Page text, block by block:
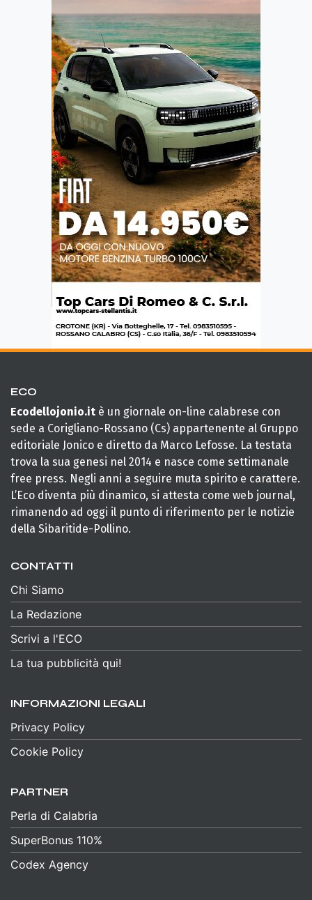
ECO
Ecodellojonio.it è un giornale on-line calabrese con
sede a Corigliano-Rossano (Cs) appartenente al Gruppo
editoriale Jonico e diretto da Marco Lefosse. La testata
trova la sua genesi nel 2014 e nasce come settimanale
free press. Negli anni a seguire muta spirito e carattere.
L’Eco diventa più dinamico, si attesta come web journal,
rimanendo ad oggi il punto di riferimento per le notizie
della Sibaritide-Pollino.
CONTATTI
Chi Siamo
La Redazione
Scrivi a l'ECO
La tua pubblicità qui!
INFORMAZIONI LEGALI
Privacy Policy
Cookie Policy
PARTNER
Perla di Calabria
SuperBonus 110%
Codex Agency